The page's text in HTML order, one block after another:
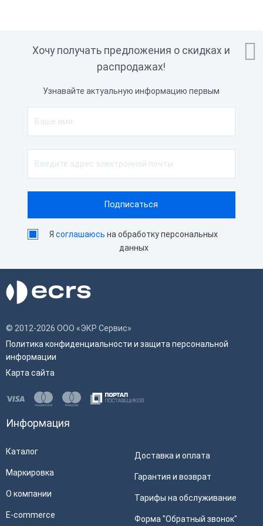

Хочу получать предложения о скидках и
распродажах!
Узнавайте актуальную информацию первым
Ясоглашаюсь на обработку персональных
данных
© 2012-2026 ООО «ЭКР Сервис»
Политика конфиденциальности и защита персональной
информации
Карта сайта
Информация
Каталог
Маркировка
О компании
E-commerce
Доставка и оплата
Гарантия и возврат
Тарифы на обслуживание
Форма "Обратный звонок"